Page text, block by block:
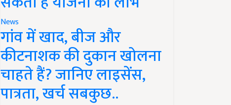
News
गांव में खाद, बीज और
कीटनाशक की दुकान खोलना
चाहते हैं? जानिए लाइसेंस,
पात्रता, खर्च सबकुछ..